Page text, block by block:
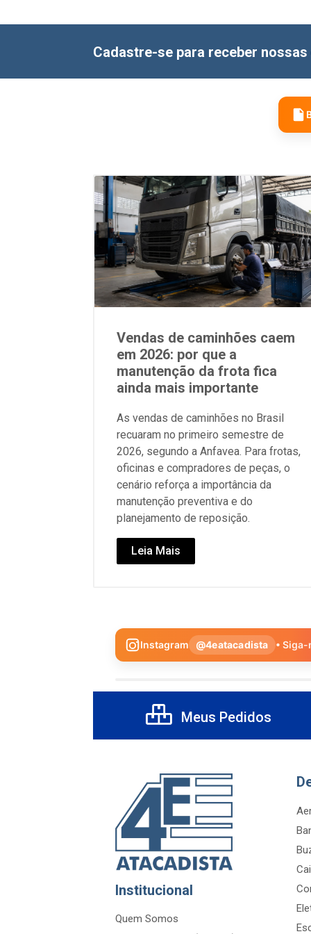
Cadastre-se para receber
Vendas de caminhões caem
em 2026: por que a
manutenção da frota fica
ainda mais importante
As vendas de caminhões no Brasil
recuaram no primeiro semestre de
2026, segundo a Anfavea. Para frotas,
oficinas e compradores de peças, o
cenário reforça a importância da
manutenção preventiva e do
planejamento de reposição.
Leia Mais
Instagram @4eatacadista • Siga-
Meus Pedidos
Institucional
Quem Somos